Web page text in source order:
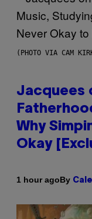
(PHOTO VIA CAM
Jacquees
Why
Okay
1 hour agoBy